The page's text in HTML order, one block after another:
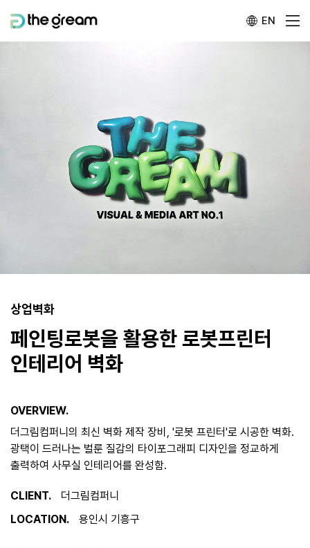
EN
상업벽화
페인팅로봇을 활용한 로봇프린터
인테리어 벽화
OVERVIEW.
더그림컴퍼니의 최신 벽화 제작 장비, '로봇 프린터'로 시공한 벽화.
광택이 드러나는 벌룬 질감의 타이포그래피 디자인을 정교하게
출력하여 사무실 인테리어를 완성함.
CLIENT.
더그림컴퍼니
LOCATION.
용인시 기흥구